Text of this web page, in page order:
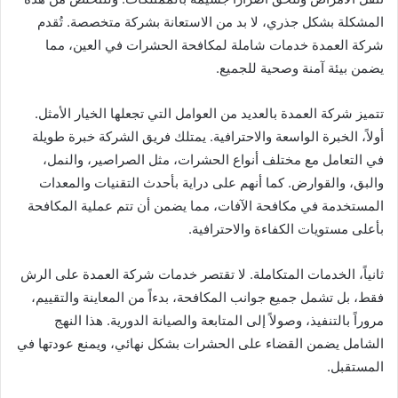
المشكلة بشكل جذري، لا بد من الاستعانة بشركة متخصصة. تُقدم
شركة العمدة خدمات شاملة لمكافحة الحشرات في العين، مما
يضمن بيئة آمنة وصحية للجميع.
تتميز شركة العمدة بالعديد من العوامل التي تجعلها الخيار الأمثل.
أولاً، الخبرة الواسعة والاحترافية. يمتلك فريق الشركة خبرة طويلة
في التعامل مع مختلف أنواع الحشرات، مثل الصراصير، والنمل،
والبق، والقوارض. كما أنهم على دراية بأحدث التقنيات والمعدات
المستخدمة في مكافحة الآفات، مما يضمن أن تتم عملية المكافحة
بأعلى مستويات الكفاءة والاحترافية.
ثانياً، الخدمات المتكاملة. لا تقتصر خدمات شركة العمدة على الرش
فقط، بل تشمل جميع جوانب المكافحة، بدءاً من المعاينة والتقييم،
مروراً بالتنفيذ، وصولاً إلى المتابعة والصيانة الدورية. هذا النهج
الشامل يضمن القضاء على الحشرات بشكل نهائي، ويمنع عودتها في
المستقبل.